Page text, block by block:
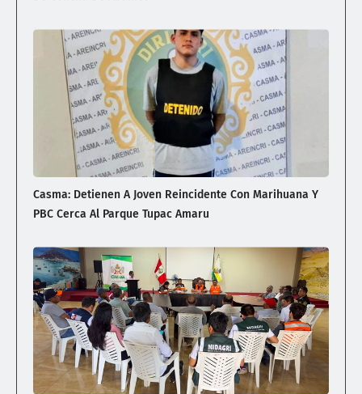
Casma: Detienen A Joven Reincidente Con Marihuana Y
PBC Cerca Al Parque Tupac Amaru